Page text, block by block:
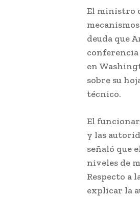
El ministro
deuda que
en
sobre su
técnico.
El
y las
señaló que
niveles de
Respecto a
explicar la